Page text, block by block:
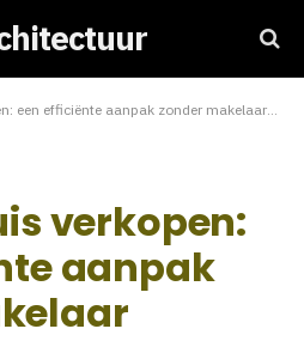
een efficiënte aanpak zonder makelaar
verkopen:
aanpak